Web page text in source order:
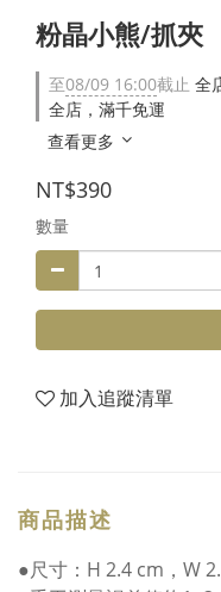
粉晶小熊/抓夾
至08/09 16:00截止 全
全店，滿千免運
查看更多
NT$390
數量
加入追蹤清單
商品描述
●尺寸：H 2.4 cm，W